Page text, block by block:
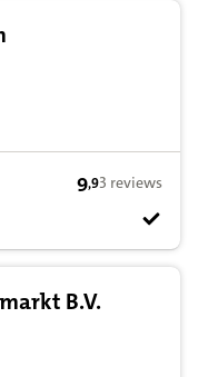
9,9 op basis
9,93 reviews
B.V.